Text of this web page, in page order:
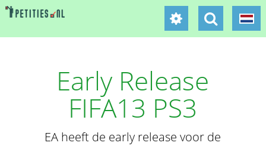
Early Release
FIFA13 PS3
EA heeft de early release voor de